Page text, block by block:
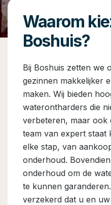
Waarom
Boshuis?
Bij Boshuis zetten we
gezinnen makkelijker
maken. Wij bieden
waterontharders die
verbeteren, maar ook
team van expert staat
elke stap, van
onderhoud.
onderhoud om de
te kunnen
verzekerd dat u en